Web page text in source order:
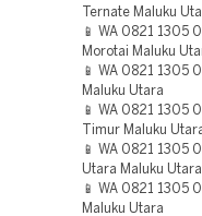
Ternate Maluku
📱 WA 0821 1305
Morotai Maluku
📱 WA 0821 1305
Maluku Utara
📱 WA 0821 1305
Timur Maluku
📱 WA 0821 1305
Utara Maluku Utara
📱 WA 0821 1305
Maluku Utara